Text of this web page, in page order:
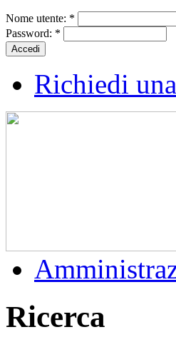
Nome utente: *
Password: *
Richiedi
Ricerca